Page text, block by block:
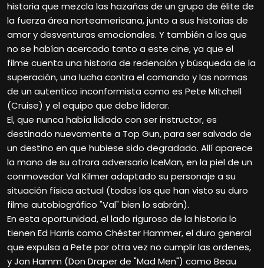
historia que mezcla las hazañas de un grupo de élite de
la fuerza área norteamericana, junto a sus historias de
amor y desventuras emocionales. Y también a los que
no se habían acercado tanto a este cine, ya que el
filme cuenta una historia de redención y búsqueda de la
superación, una lucha contra el comando y las normas
de un autentico inconformista como es Pete Mitchell
(Cruise) y el equipo que debe liderar.
El, que nunca había lidiado con ser instructor, es
destinado nuevamente a Top Gun, para ser salvado de
un destino en que hubiese sido degradado. Allí aparece
la mano de su otrora adversario IceMan, en la piel de un
conmovedor Val Kilmer adaptado su personaje a su
situación física actual (todos los que han visto su duro
filme autobiográfico "Val" bien lo sabrán).
En esta oportunidad, el lado riguroso de la historia lo
tienen Ed Harris como Chéster Hammer, el duro general
que expulsa a Pete por otra vez no cumplir las ordenes,
y Jon Hamm (Don Draper de "Mad Men") como Beau